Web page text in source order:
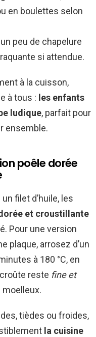
en boulettes selon
peu de chapelure
si attendue.
à la cuisson,
à tous : les enfants
ludique, parfait pour
ensemble.
poêle dorée
filet d’huile, les
et croustillante
Pour une version
plaque, arrosez d’un
à 180 °C, en
reste fine et
tièdes ou froides,
la cuisine